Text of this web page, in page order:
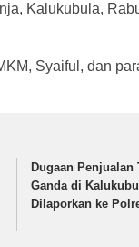
Kalukubula,
Syaiful, dan
Dugaan Penjualan
Ganda di
Dilaporkan ke